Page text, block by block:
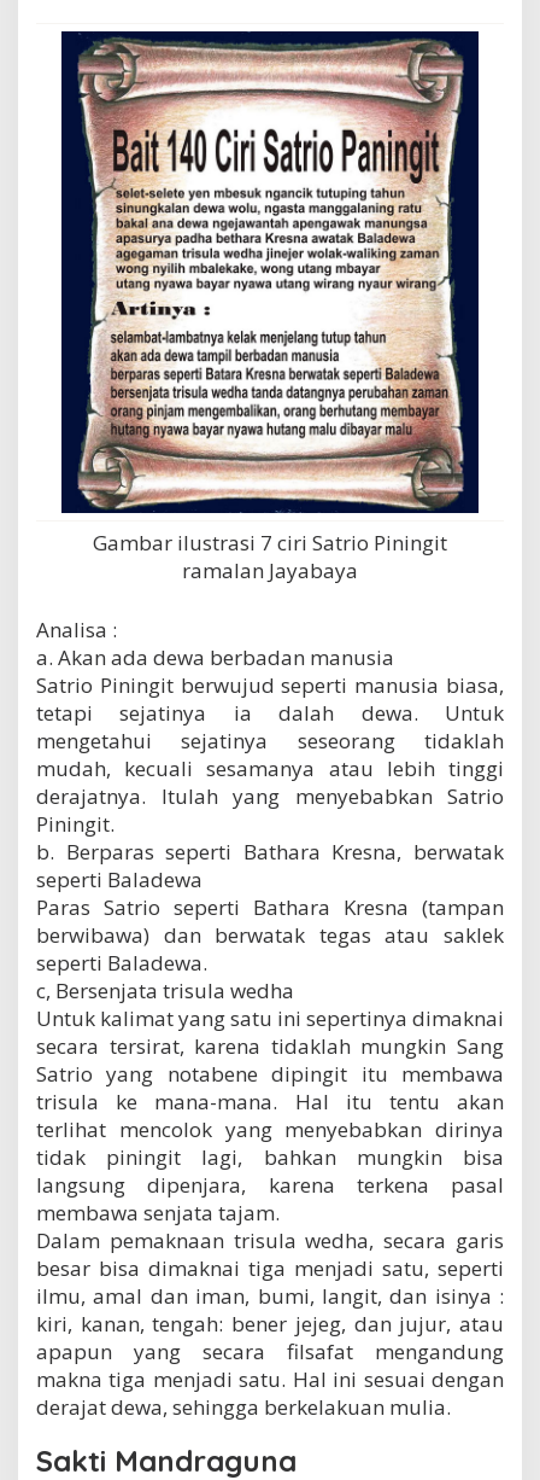
Gambar ilustrasi 7 ciri Satrio Piningit
ramalan Jayabaya
Analisa :
a. Akan ada dewa berbadan manusia
Satrio Piningit berwujud seperti manusia biasa,
tetapi sejatinya ia dalah dewa. Untuk
mengetahui sejatinya seseorang tidaklah
mudah, kecuali sesamanya atau lebih tinggi
derajatnya. Itulah yang menyebabkan Satrio
Piningit.
b. Berparas seperti Bathara Kresna, berwatak
seperti Baladewa
Paras Satrio seperti Bathara Kresna (tampan
berwibawa) dan berwatak tegas atau saklek
seperti Baladewa.
c, Bersenjata trisula wedha
Untuk kalimat yang satu ini sepertinya dimaknai
secara tersirat, karena tidaklah mungkin Sang
Satrio yang notabene dipingit itu membawa
trisula ke mana-mana. Hal itu tentu akan
terlihat mencolok yang menyebabkan dirinya
tidak piningit lagi, bahkan mungkin bisa
langsung dipenjara, karena terkena pasal
membawa senjata tajam.
Dalam pemaknaan trisula wedha, secara garis
besar bisa dimaknai tiga menjadi satu, seperti
ilmu, amal dan iman, bumi, langit, dan isinya :
kiri, kanan, tengah: bener jejeg, dan jujur, atau
apapun yang secara filsafat mengandung
makna tiga menjadi satu. Hal ini sesuai dengan
derajat dewa, sehingga berkelakuan mulia.
Sakti Mandraguna